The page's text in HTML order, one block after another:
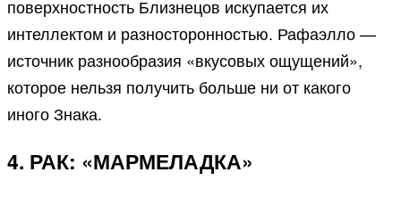
поверхностность Близнецов искупается их
интеллектом и разносторонностью. Рафаэлло —
источник разнообразия «вкусовых ощущений»,
которое нельзя получить больше ни от какого
иного Знака.
4. РАК: «МАРМЕЛАДКА»